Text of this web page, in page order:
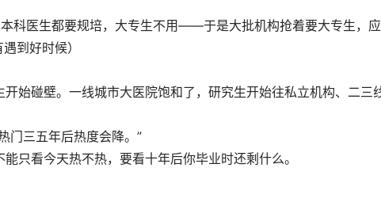
科医生都要规培，大专生不用——于是大批机构抢着要大专生，
到好时候）
始碰壁。一线城市大医院饱和了，研究生开始往私立机构、二三
门三五年后热度会降。”
看今天热不热，要看十年后你毕业时还剩什么。